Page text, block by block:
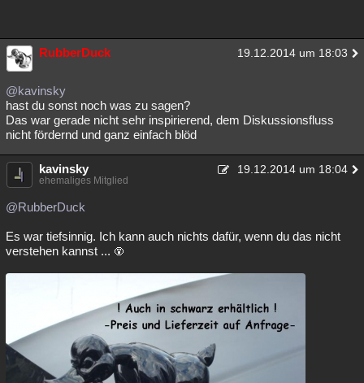
RubberDuck 19.12.2014 um 18:03
@kavinsky
hast du sonst noch was zu sagen?
Das war gerade nicht sehr inspirierend, dem Diskussionsfluss
nicht fördernd und ganz einfach blöd
kavinsky 19.12.2014 um 18:04
ehemaliges Mitglied
@RubberDuck
Es war tiefsinnig. Ich kann auch nichts dafür, wenn du das nicht
verstehen kannst ...